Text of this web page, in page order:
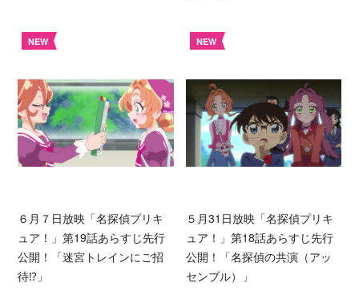
NEW
６月７日放映「名探偵プリキ
ュア！」第19話あらすじ先行
公開！「迷宮トレインにご招
待⁉︎」
NEW
５月31日放映「名探偵プリキ
ュア！」第18話あらすじ先行
公開！「名探偵の共演（アッ
センブル）」